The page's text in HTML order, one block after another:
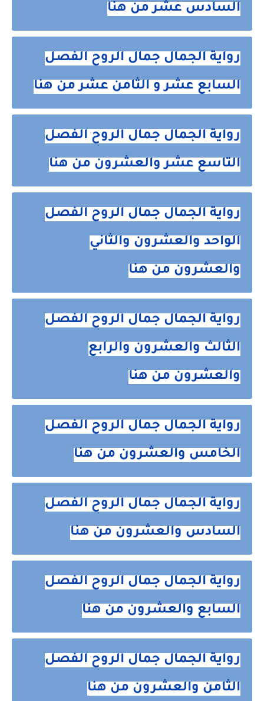
السادس عشر من هنا
رواية الجمال جمال الروح الفصل
السابع عشر و الثامن عشر من هنا
رواية الجمال جمال الروح الفصل
التاسع عشر والعشرون من هنا
رواية الجمال جمال الروح الفصل
الواحد والعشرون والثاني
والعشرون من هنا
رواية الجمال جمال الروح الفصل
الثالث والعشرون والرابع
والعشرون من هنا
رواية الجمال جمال الروح الفصل
الخامس والعشرون من هنا
رواية الجمال جمال الروح الفصل
السادس والعشرون من هنا
رواية الجمال جمال الروح الفصل
السابع والعشرون من هنا
رواية الجمال جمال الروح الفصل
الثامن والعشرون من هنا